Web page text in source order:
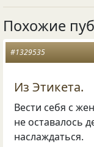
Похожие
#1329535
Из Этикета.
Вести себя с
не оставалось
наслаждаться.